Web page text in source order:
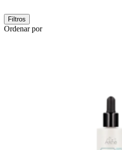
Filtros
Ordenar por